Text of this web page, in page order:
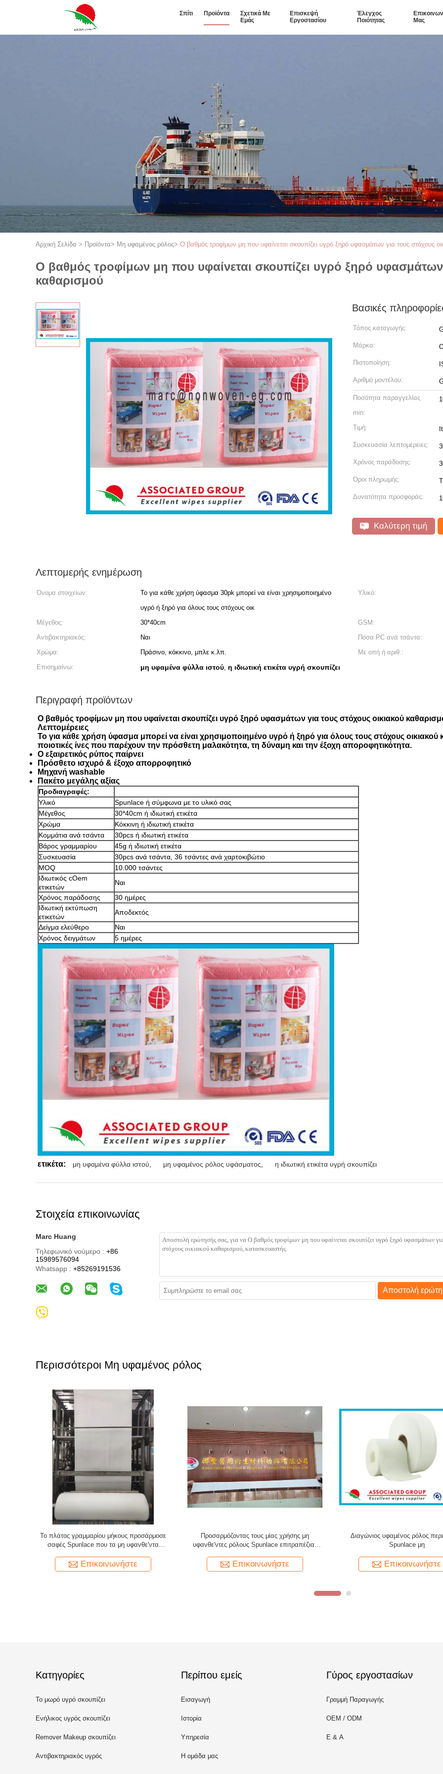
Σπίτι Προϊόντα
Σχετικά Με
Εμάς
Επισκεψή
Εργοστασίου
Έλεγχος
Ποιότητας
Μας
Αρχική Σελίδα > Προϊόντα> Μη υφαμένος ρόλος> Ο βαθμός τροφίμων μη που υφαίνεται σκουπίζει υγρό ξηρό υφασμάτων για τους στόχους
Ο βαθμός τροφίμων μη που υφαίνεται σκουπίζει υγρό ξηρό υφασμάτων
καθαρισμού
Βασικές
Τόπος καταγωγής:
Μάρκα:
Πιστοποίηση:
Αριθμό μοντέλου:
Ποσότητα παραγγελίας
min:
Τιμή:
Συσκευασία λεπτομέρειες:
Χρόνος παράδοσης:
Όροι πληρωμής:
Δυνατότητα προσφοράς:
Καλύτερη τιμή
Λεπτομερής ενημέρωση
Όνομα στοιχείων:
Το για κάθε χρήση ύφασμα 30pk μπορεί να είναι χρησιμοποιημένο
υγρό ή ξηρό για όλους τους στόχους οικ
Υλικό:
Μέγεθος: 30*40cm
GSM:
Αντιβακτηριακός:
Ναι
Πόσα PC ανά τσάντα:
Χρώμα:
Πράσινο, κόκκινο, μπλε κ.λπ.
Με οπή ή αριθ.:
Επισημαίνω:
μη υφαμένα φύλλα ιστού, η ιδιωτική ετικέτα υγρή σκουπίζει
Περιγραφή προϊόντων
Ο βαθμός τροφίμων μη που υφαίνεται σκουπίζει υγρό ξηρό υφασμάτων για τους στόχους οικιακού
Λεπτομέρειες
Το για κάθε χρήση ύφασμα μπορεί να είναι χρησιμοποιημένο υγρό ή ξηρό για όλους τους στόχους
ποιοτικές ίνες που παρέχουν την πρόσθετη μαλακότητα, τη δύναμη και την έξοχη αποροφητικότητα.
Ο εξαιρετικός ρύπος παίρνει
Πρόσθετο ισχυρό & έξοχο απορροφητικό
Μηχανή washable
Πακέτο μεγάλης αξίας
Προδιαγραφές:
Υλικό
Spunlace ή σύμφωνα με το υλικό σας
Μέγεθος
30*40cm ή ιδιωτική ετικέτα
Χρώμα
Κόκκινη ή ιδιωτική ετικέτα
Κομμάτια ανά τσάντα
30pcs ή ιδιωτική ετικέτα
Βάρος γραμμαρίου
45g ή ιδιωτική ετικέτα
Συσκευασία
30pcs ανά τσάντα, 36 τσάντες ανά χαρτοκιβώτιο
MOQ
10.000 τσάντες
Ιδιωτικός cOem
ετικετών
Ναι
Χρόνος παράδοσης
30 ημέρες
Ιδιωτική εκτύπωση
ετικετών
Αποδεκτός
Δείγμα ελεύθερο
Ναι
Χρόνος δειγμάτων
5 ημέρες
ετικέτα: μη υφαμένα φύλλα ιστού μη υφαμένος ρόλος υφάσματος η ιδιωτική ετικέτα υγρή σκουπίζει
Στοιχεία επικοινωνίας
Marc Huang
Τηλεφωνικό νούμερο : +86
15989576094
Whatsapp : +85269191536
Αποστολή
Περισσότεροι Μη υφαμένος ρόλος
Το πλάτος γραμμαρίου μήκους προσάρμοσε
σαφές Spunlace που τα μη υφανθε'ντα
Επικοινωνήστε
Προσαρμόζοντας τους μίας χρήσης μη
υφανθε'ντες ρόλους Spunlace επιτραπέζιας
Επικοινωνήστε
Διαγώνιος υφαμένος ρόλος
Spunlace μη
Επικοινωνήστε
Κατηγορίες
Το μωρό υγρό σκουπίζει
Ενήλικος υγρός σκουπίζει
Remover Makeup σκουπίζει
Αντιβακτηριακός υγρός
Περίπου εμείς
Εισαγωγή
Ιστορία
Υπηρεσία
Η ομάδα μας
Γύρος εργοστασίων
Γραμμή Παραγωγής
OEM / ODM
Ε & Α